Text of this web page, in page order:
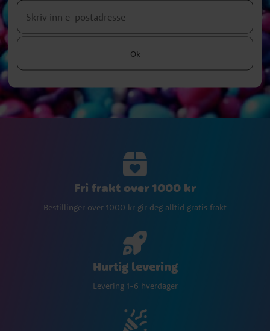
Ok
Fri frakt over 1000 kr
Bestillinger over 1000 kr gir deg alltid gratis frakt
Hurtig levering
Levering 1-6 hverdager